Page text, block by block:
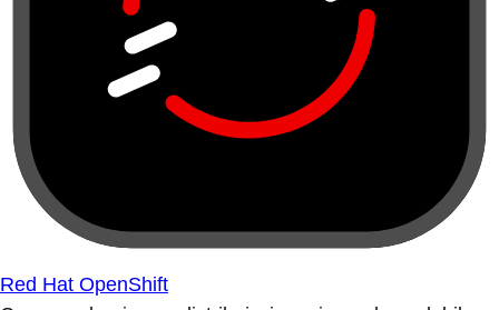
Red Hat OpenShift